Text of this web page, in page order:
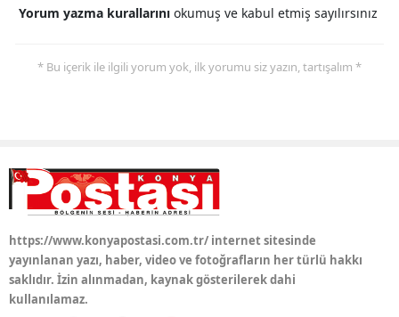
Aksaray
Şırnak
Bartın
Yorum yazma kurallarını okumuş ve kabul etmiş sayılırsınız
* Bu içerik ile ilgili yorum yok, ilk yorumu siz yazın, tartışalım *
https://www.konyapostasi.com.tr/ internet sitesinde
yayınlanan yazı, haber, video ve fotoğrafların her türlü hakkı
saklıdır. İzin alınmadan, kaynak gösterilerek dahi
kullanılamaz.